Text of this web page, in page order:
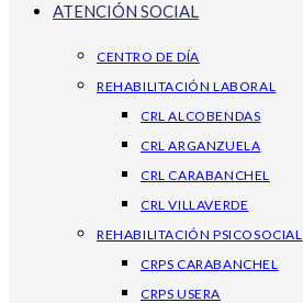
ATENCIÓN SOCIAL
CENTRO DE DÍA
REHABILITACIÓN LABORAL
CRL ALCOBENDAS
CRL ARGANZUELA
CRL CARABANCHEL
CRL VILLAVERDE
REHABILITACIÓN PSICOSOCIAL
CRPS CARABANCHEL
CRPS USERA